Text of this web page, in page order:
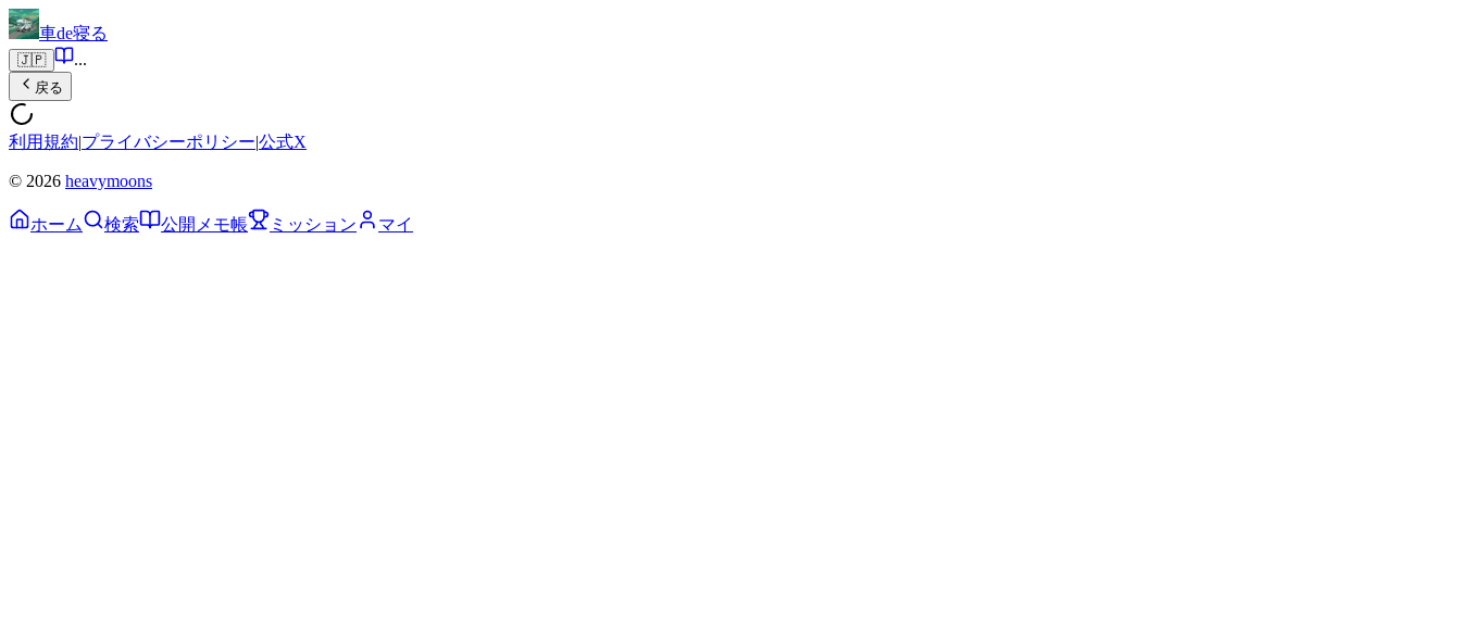
車de寝る
🇯🇵 ...
戻る
利用規約|プライバシーポリシー|公式X
© 2026 heavymoons
ホーム 検索 公開メモ帳 ミッション マイ